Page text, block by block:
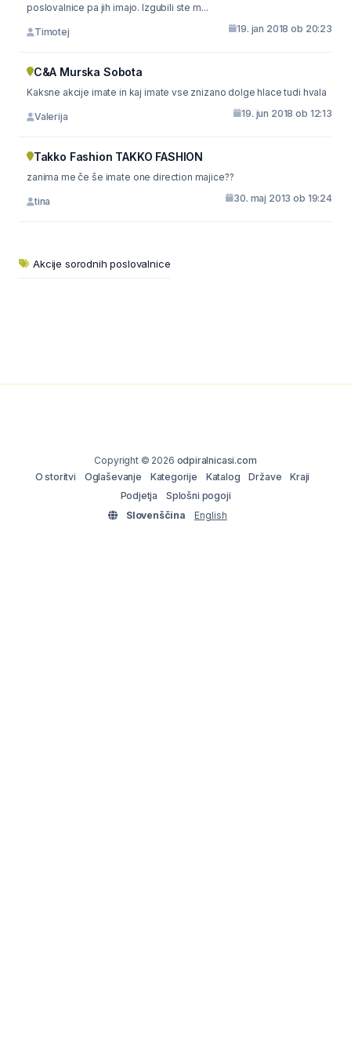
poslovalnice pa jih imajo. Izgubili ste m...
Timotej 19. jan 2018 ob 20:23
C&A Murska Sobota
Kaksne akcije imate in kaj imate vse znizano dolge hlace tudi hvala
Valerija 19. jun 2018 ob 12:13
Takko Fashion TAKKO FASHION
zanima me če še imate one direction majice??
tina 30. maj 2013 ob 19:24
Akcije sorodnih poslovalnice
Copyright © 2026 odpiralnicasi.com
O storitvi
Oglaševanje Kategorije Katalog Države
Kraji
Podjetja
Splošni pogoji
Slovenščina
English